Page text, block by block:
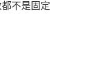
不是固定